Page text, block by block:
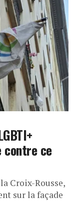
contre ce
Croix-Rousse,
sur la façade